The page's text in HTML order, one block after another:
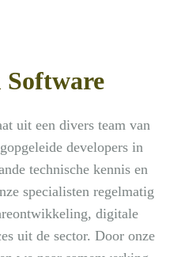
Software
uit een divers team van
developers in
technische kennis en
specialisten regelmatig
digitale
uit de sector. Door onze